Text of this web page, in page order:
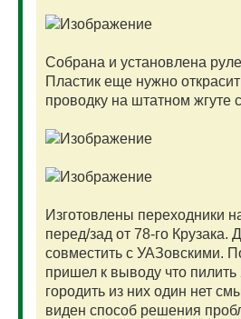
Собрана и установлена
Пластик еще нужно
проводку на штатном жгуте
Изготовлены переходники
перед/зад от 78-го Крузака.
совместить с УАЗовскими.
пришел к выводу что пилить
городить из них один нет
виден способ решения